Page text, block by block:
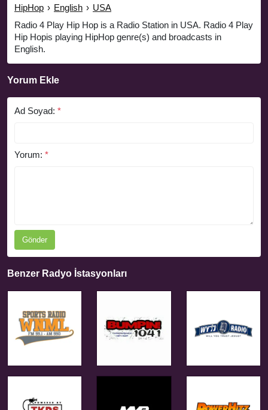
HipHop › English › USA
Radio 4 Play Hip Hop is a Radio Station in USA. Radio 4 Play
Hip Hopis playing HipHop genre(s) and broadcasts in
English.
Yorum Ekle
Ad Soyad: *
Yorum: *
Gönder
Benzer Radyo İstasyonları